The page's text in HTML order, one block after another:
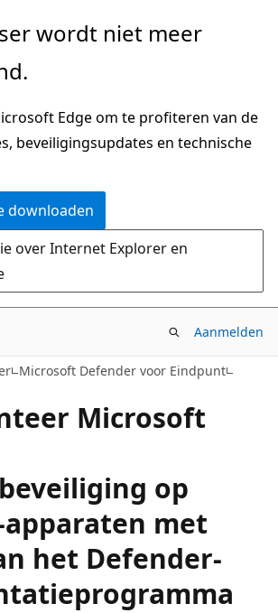
wordt niet meer
Edge om te profiteren van de
beveiligingsupdates en technische
downloaden
over Internet Explorer en
Aanmelden
Microsoft Defender voor Eindpunt
Microsoft
op
met
het Defender-